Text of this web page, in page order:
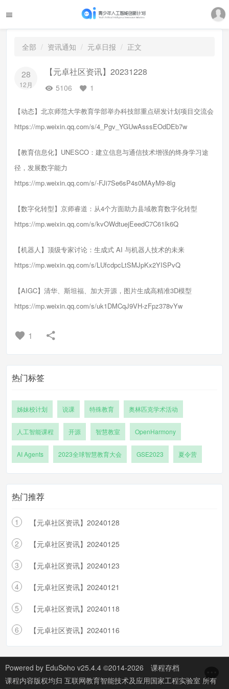
全部 资讯通知 元卓日报 正文
28
12月
【元卓社区资讯】20231228
5106 1
【动态】北京师范大学教育学部举办科技部重点研发计划项目交流会
https://mp.weixin.qq.com/s/4_Pgv_YGUwAsssEOdDEb7w
【教育信息化】UNESCO：建立信息与通信技术增强的终身学习途
径，发展数字能力
https://mp.weixin.qq.com/s/-FJi7Se6sP4s0MAyM9-8lg
【数字化转型】京师睿道：从4个方面助力县域教育数字化转型
https://mp.weixin.qq.com/s/kvOWdtuejEeedC7C61lk6Q
【机器人】顶级专家讨论：生成式 AI 与机器人技术的未来
https://mp.weixin.qq.com/s/LUfcdpcLtSMJpKx2YISPvQ
【AIGC】清华、斯坦福、加大开源，图片生成高精准3D模型
https://mp.weixin.qq.com/s/uk1DMCqJ9VH-zFpz378vYw
1
热门标签
姊妹校计划 说课 特殊教育 奥林匹克学术活动
人工智能课程 开源 智慧教室 OpenHarmony
AI Agents 2023全球智慧教育大会 GSE2023 夏令营
热门推荐
1 【元卓社区资讯】20240128
2 【元卓社区资讯】20240125
3 【元卓社区资讯】20240123
4 【元卓社区资讯】20240121
5 【元卓社区资讯】20240118
6 【元卓社区资讯】20240116
Powered by EduSoho v25.4.4 ©2014-2026
课程存档
课程内容版权均归 互联网教育智能技术及应用国家工程实验室 所有